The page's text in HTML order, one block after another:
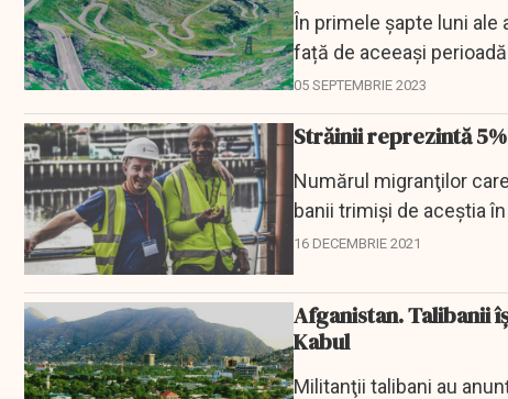
În primele șapte luni
față de aceeași
05 SEPTEMBRIE 2023
Străinii reprezintă
Numărul migranţilor
banii trimişi de aceştia
16 DECEMBRIE 2021
Afganistan. Talibanii
Kabul
Militanţii talibani au